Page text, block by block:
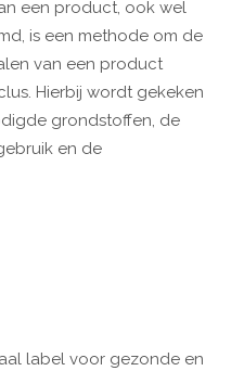
een product, ook wel
is een methode om de
van een product
Hierbij wordt gekeken
grondstoffen, de
en de
label voor gezonde en